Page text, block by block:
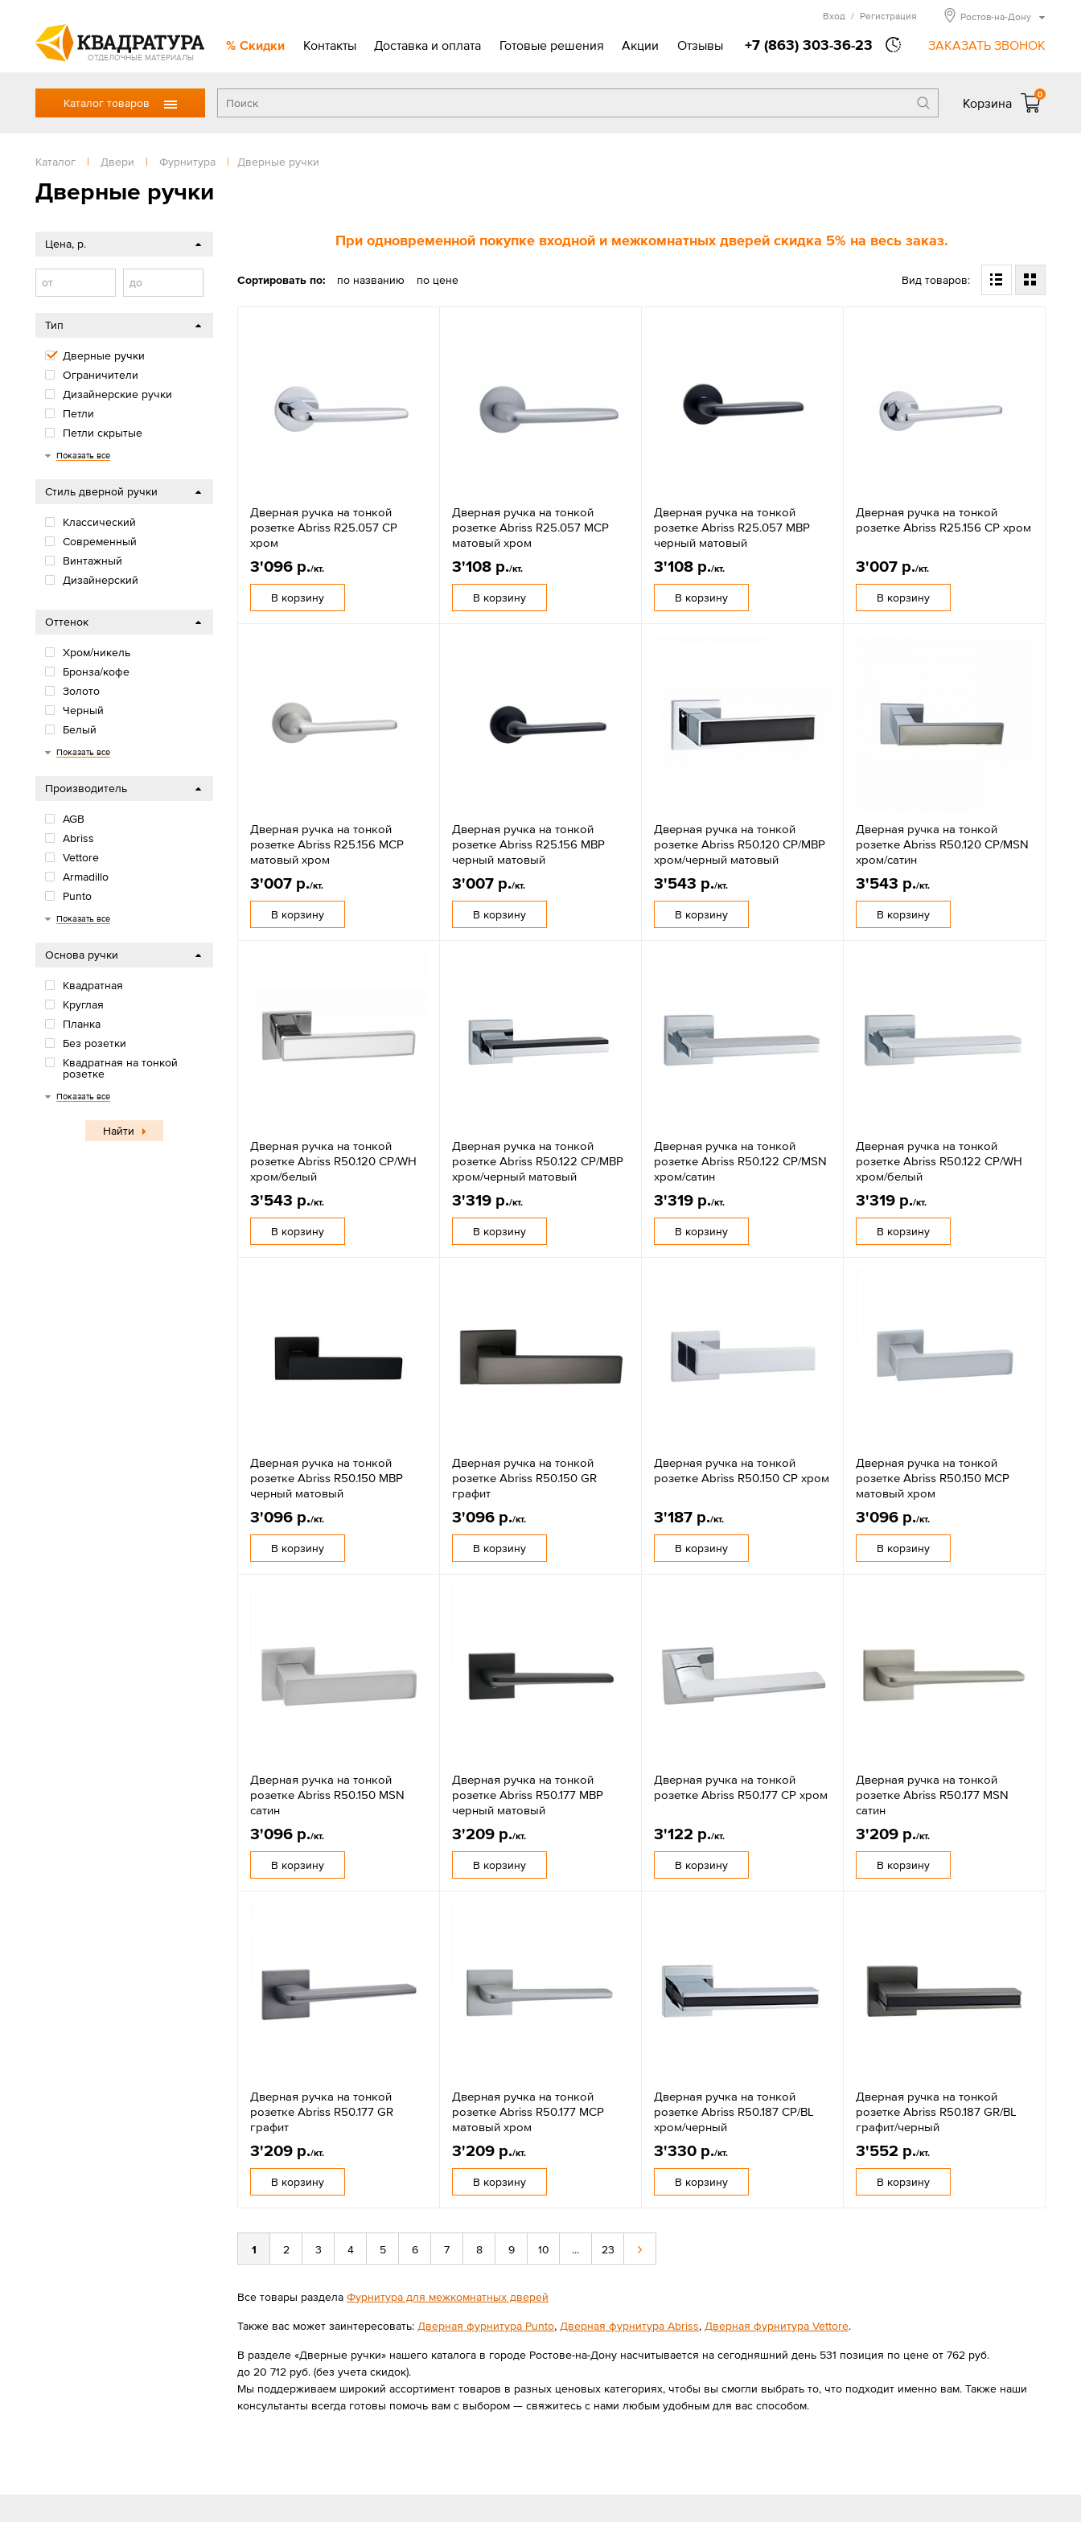
ОТДЕЛОЧНЫЕ МАТЕРИАЛЫ
Скидки Контакты Доставка и оплата Готовые решения Акции Отзывы +7 (863) 303-36-23 ЗАКАЗАТЬ ЗВОНОК
Вход / Регистрация Ростов-на-Дону
Каталог товаров Корзина
0
Каталог | Двери | Фурнитура | Дверные ручки
Дверные ручки
При одновременной покупке входной и межкомнатных дверей скидка 5% на весь заказ.
Сортировать по: по названию по цене Вид товаров:
Дверная ручка на тонкой
розетке Abriss R25.057 CP
хром
3'096 р./кт.
В корзину
Дверная ручка на тонкой
розетке Abriss R25.057 MCP
матовый хром
3'108 р./кт.
В корзину
Дверная ручка на тонкой
розетке Abriss R25.057 MBP
черный матовый
3'108 р./кт.
В корзину
Дверная ручка на тонкой
розетке Abriss R25.156 CP хром
3'007 р./кт.
В корзину
Дверная ручка на тонкой
розетке Abriss R25.156 MCP
матовый хром
3'007 р./кт.
В корзину
Дверная ручка на тонкой
розетке Abriss R25.156 MBP
черный матовый
3'007 р./кт.
В корзину
Дверная ручка на тонкой
розетке Abriss R50.120 CP/MBP
хром/черный матовый
3'543 р./кт.
В корзину
Дверная ручка на тонкой
розетке Abriss R50.120 CP/MSN
хром/сатин
3'543 р./кт.
В корзину
Дверная ручка на тонкой
розетке Abriss R50.120 CP/WH
хром/белый
3'543 р./кт.
В корзину
Дверная ручка на тонкой
розетке Abriss R50.122 CP/MBP
хром/черный матовый
3'319 р./кт.
В корзину
Дверная ручка на тонкой
розетке Abriss R50.122 CP/MSN
хром/сатин
3'319 р./кт.
В корзину
Дверная ручка на тонкой
розетке Abriss R50.122 CP/WH
хром/белый
3'319 р./кт.
В корзину
Дверная ручка на тонкой
розетке Abriss R50.150 MBP
черный матовый
3'096 р./кт.
В корзину
Дверная ручка на тонкой
розетке Abriss R50.150 GR
графит
3'096 р./кт.
В корзину
Дверная ручка на тонкой
розетке Abriss R50.150 CP хром
3'187 р./кт.
В корзину
Дверная ручка на тонкой
розетке Abriss R50.150 MCP
матовый хром
3'096 р./кт.
В корзину
Дверная ручка на тонкой
розетке Abriss R50.150 MSN
сатин
3'096 р./кт.
В корзину
Дверная ручка на тонкой
розетке Abriss R50.177 MBP
черный матовый
3'209 р./кт.
В корзину
Дверная ручка на тонкой
розетке Abriss R50.177 CP хром
3'122 р./кт.
В корзину
Дверная ручка на тонкой
розетке Abriss R50.177 MSN
сатин
3'209 р./кт.
В корзину
Дверная ручка на тонкой
розетке Abriss R50.177 GR
графит
3'209 р./кт.
В корзину
Дверная ручка на тонкой
розетке Abriss R50.177 MCP
матовый хром
3'209 р./кт.
В корзину
Дверная ручка на тонкой
розетке Abriss R50.187 CP/BL
хром/черный
3'330 р./кт.
В корзину
Дверная ручка на тонкой
розетке Abriss R50.187 GR/BL
графит/черный
3'552 р./кт.
В корзину
1 2 3 4 5 6 7 8 9 10 ... 23
Все товары разделаФурнитура для межкомнатных дверей
Также вас может заинтересовать: Дверная фурнитура Punto, Дверная фурнитура Abriss, Дверная фурнитура Vettore.
В разделе «Дверные ручки» нашего каталога в городе Ростове-на-Дону насчитывается на сегодняшний день 531 позиция по цене от 762 руб.
до 20 712 руб. (без учета скидок).
Мы поддерживаем широкий ассортимент товаров в разных ценовых категориях, чтобы вы смогли выбрать то, что подходит именно вам. Также наши
консультанты всегда готовы помочь вам с выбором — свяжитесь с нами любым удобным для вас способом.
Цена, р.
от до
Тип
Дверные ручки
Ограничители
Дизайнерские ручки
Петли
Петли скрытые
Механизмы
Завертки
Для раздвижных дверей
Показать все
Стиль дверной ручки
Классический
Современный
Винтажный
Дизайнерский
Оттенок
Хром/никель
Бронза/кофе
Золото
Черный
Белый
Медь
Графит
Латунь
Серебро
Показать все
Производитель
AGB
Abriss
Vettore
Armadillo
Punto
Фуаро
Показать все
Основа ручки
Квадратная
Круглая
Планка
Без розетки
Квадратная на тонкой
розетке
Круглая на тонкой розетке
Показать все
Найти